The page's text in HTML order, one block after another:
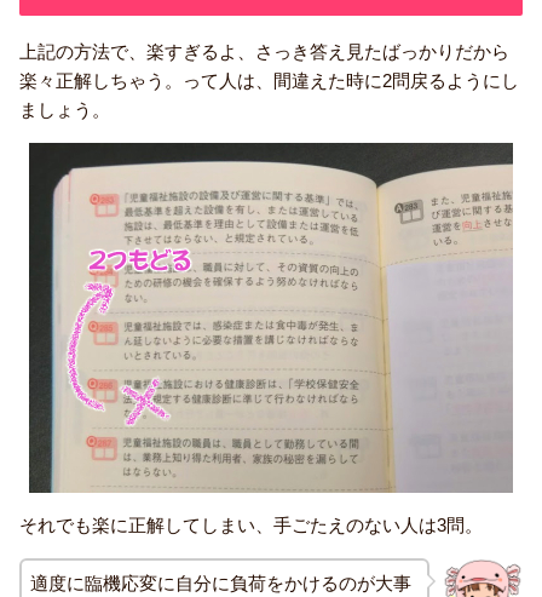
上記の方法で、楽すぎるよ、さっき答え見たばっかりだから
楽々正解しちゃう。って人は、間違えた時に2問戻るようにし
ましょう。
それでも楽に正解してしまい、手ごたえのない人は3問。
適度に臨機応変に自分に負荷をかけるのが大事